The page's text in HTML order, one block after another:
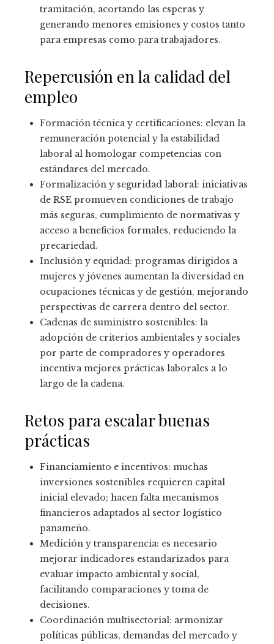
tramitación, acortando las esperas y
generando menores emisiones y costos tanto
para empresas como para trabajadores.
Repercusión en la calidad del
empleo
Formación técnica y certificaciones: elevan la
remuneración potencial y la estabilidad
laboral al homologar competencias con
estándares del mercado.
Formalización y seguridad laboral: iniciativas
de RSE promueven condiciones de trabajo
más seguras, cumplimiento de normativas y
acceso a beneficios formales, reduciendo la
precariedad.
Inclusión y equidad: programas dirigidos a
mujeres y jóvenes aumentan la diversidad en
ocupaciones técnicas y de gestión, mejorando
perspectivas de carrera dentro del sector.
Cadenas de suministro sostenibles: la
adopción de criterios ambientales y sociales
por parte de compradores y operadores
incentiva mejores prácticas laborales a lo
largo de la cadena.
Retos para escalar buenas
prácticas
Financiamiento e incentivos: muchas
inversiones sostenibles requieren capital
inicial elevado; hacen falta mecanismos
financieros adaptados al sector logístico
panameño.
Medición y transparencia: es necesario
mejorar indicadores estandarizados para
evaluar impacto ambiental y social,
facilitando comparaciones y toma de
decisiones.
Coordinación multisectorial: armonizar
políticas públicas, demandas del mercado y